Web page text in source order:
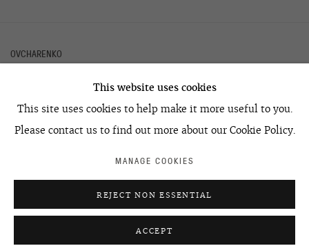
OVCHARENKO
art@ovcharenko.art
ACCESSIBILITY POLICY MANAGE COOKIES
©2026 OVCHARENKO SITE BY ARTLOGIC
This website uses cookies
This site uses cookies to help make it more useful to you.
Please contact us to find out more about our Cookie Policy.
MANAGE COOKIES
REJECT NON ESSENTIAL
ACCEPT